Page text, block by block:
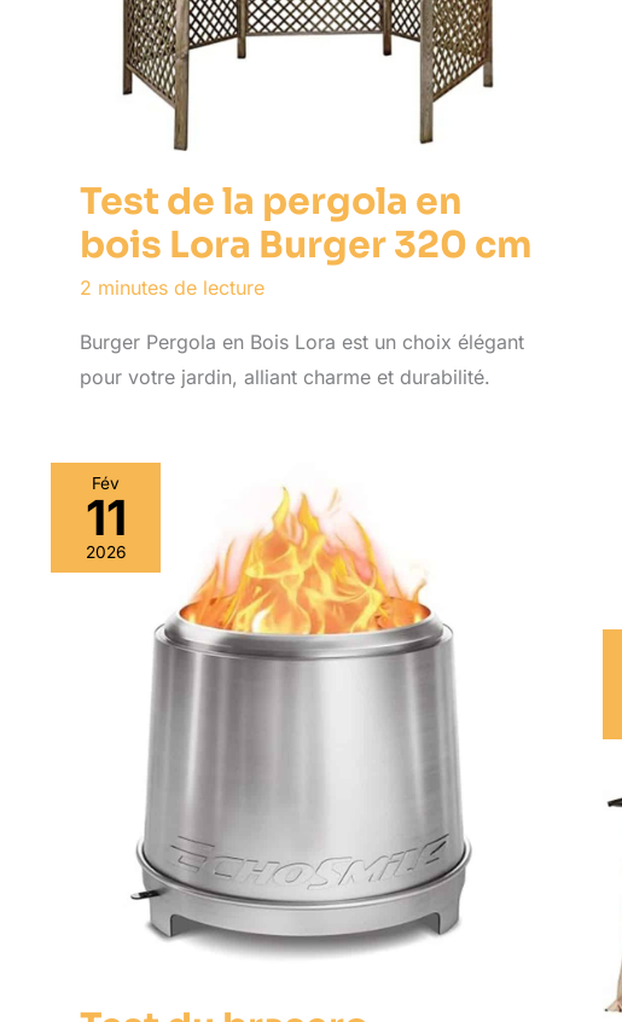
Test de la pergola en
bois Lora Burger 320 cm
2 minutes de lecture
Burger Pergola en Bois Lora est un choix élégant
pour votre jardin, alliant charme et durabilité.
Fév
11
2026